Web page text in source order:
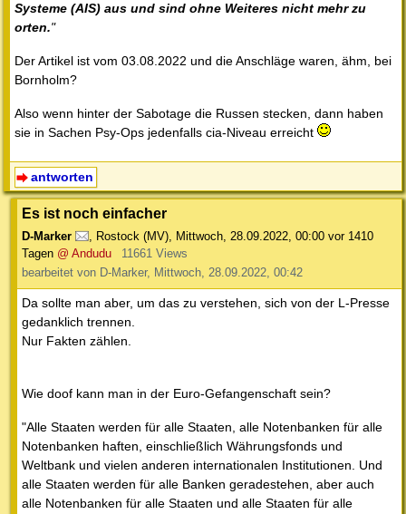
Systeme (AIS) aus und sind ohne Weiteres nicht mehr zu
orten."
Der Artikel ist vom 03.08.2022 und die Anschläge waren, ähm, bei
Bornholm?
Also wenn hinter der Sabotage die Russen stecken, dann haben
sie in Sachen Psy-Ops jedenfalls cia-Niveau erreicht
antworten
Es ist noch einfacher
D-Marker , Rostock (MV), Mittwoch, 28.09.2022, 00:00 vor 1410
Tagen @ Andudu
11661 Views
bearbeitet von D-Marker, Mittwoch, 28.09.2022, 00:42
Da sollte man aber, um das zu verstehen, sich von der L-Presse
gedanklich trennen.
Nur Fakten zählen.
Wie doof kann man in der Euro-Gefangenschaft sein?
"Alle Staaten werden für alle Staaten, alle Notenbanken für alle
Notenbanken haften, einschließlich Währungsfonds und
Weltbank und vielen anderen internationalen Institutionen. Und
alle Staaten werden für alle Banken geradestehen, aber auch
alle Notenbanken für alle Staaten und alle Staaten für alle